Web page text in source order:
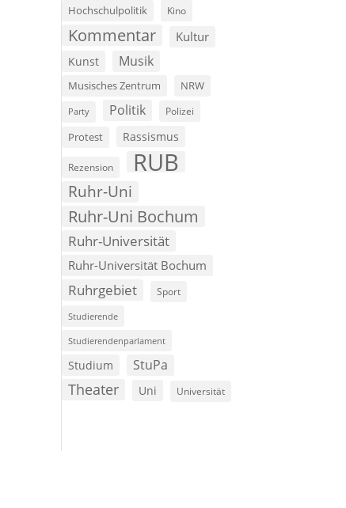
Hochschulpolitik Kino
Kommentar Kultur
Kunst Musik
Musisches Zentrum NRW
Party Politik Polizei
Protest Rassismus
Rezension RUB
Ruhr-Uni
Ruhr-Uni Bochum
Ruhr-Universität
Ruhr-Universität Bochum
Ruhrgebiet Sport
Studierende
Studierendenparlament
Studium StuPa
Theater Uni Universität